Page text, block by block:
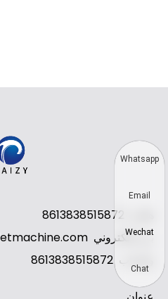
8613838515872
بريد إلكتروني
واتساب 8613838515872
Whatsapp
Email
Wechat
Chat